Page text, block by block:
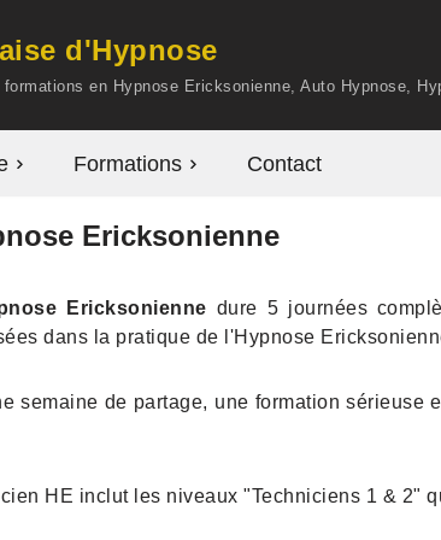
d'Hypnose
en Hypnose Ericksonienne, Auto Hypnose,
Formations Contact
Ericksonienne
Ericksonienne dure 5 journées
dans la pratique de l'Hypnose
semaine de partage, une formation
HE inclut les niveaux "Techniciens 1 & 2"